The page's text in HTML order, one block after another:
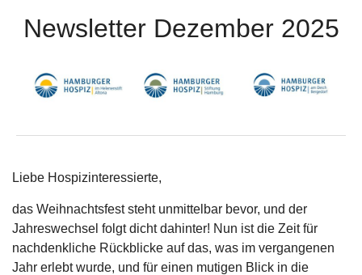
Newsletter Dezember 2025
Liebe Hospizinteressierte,
das Weihnachtsfest steht unmittelbar bevor, und der
Jahreswechsel folgt dicht dahinter! Nun ist die Zeit für
nachdenkliche Rückblicke auf das, was im vergangenen
Jahr erlebt wurde, und für einen mutigen Blick in die